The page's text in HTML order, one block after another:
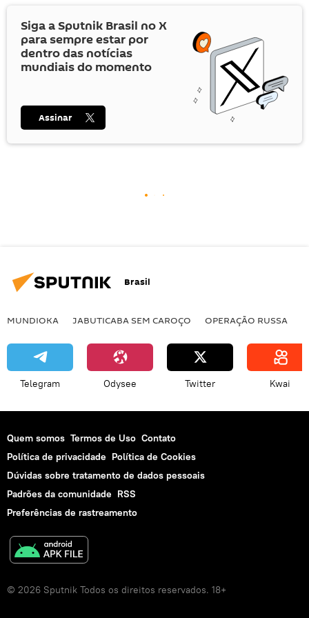
Siga a Sputnik Brasil noX
para sempre estar por
dentro das notícias
mundiais do momento
Assinar
Brasil
MUNDIOKA JABUTICABA SEM CAROÇO OPERAÇÃO RUSSA
Telegram Odysee Twitter Kwai
Quem somos Termos de Uso Contato
Política de privacidade Política de Cookies
Dúvidas sobre tratamento de dados pessoais
Padrões da comunidade RSS
Preferências de rastreamento
© 2026 Sputnik Todos os direitos reservados. 18+